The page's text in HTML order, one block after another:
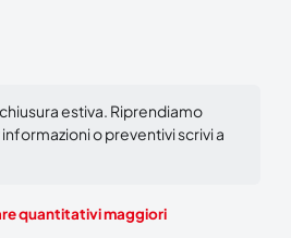
estiva. Riprendiamo
o preventivi scrivi a
quantitativi maggiori